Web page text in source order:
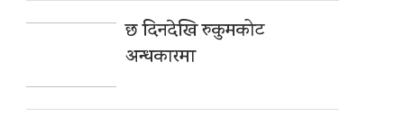
छ दिनदेखि रुकुमकोट
अन्धकारमा